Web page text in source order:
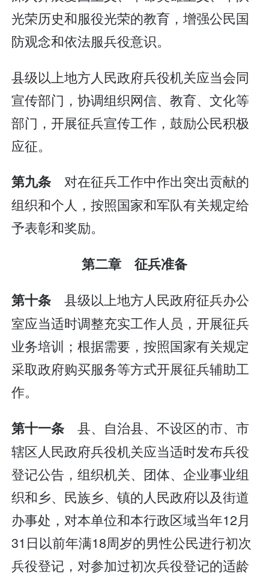
光荣历史和服役光荣的教育，增强公民国
防观念和依法服兵役意识。
县级以上地方人民政府兵役机关应当会同
宣传部门，协调组织网信、教育、文化等
部门，开展征兵宣传工作，鼓励公民积极
应征。
第九条 对在征兵工作中作出突出贡献的
组织和个人，按照国家和军队有关规定给
予表彰和奖励。
第二章 征兵准备
第十条 县级以上地方人民政府征兵办公
室应当适时调整充实工作人员，开展征兵
业务培训；根据需要，按照国家有关规定
采取政府购买服务等方式开展征兵辅助工
作。
第十一条 县、自治县、不设区的市、市
辖区人民政府兵役机关应当适时发布兵役
登记公告，组织机关、团体、企业事业组
织和乡、民族乡、镇的人民政府以及街道
办事处，对本单位和本行政区域当年12月
31日以前年满18周岁的男性公民进行初次
兵役登记，对参加过初次兵役登记的适龄